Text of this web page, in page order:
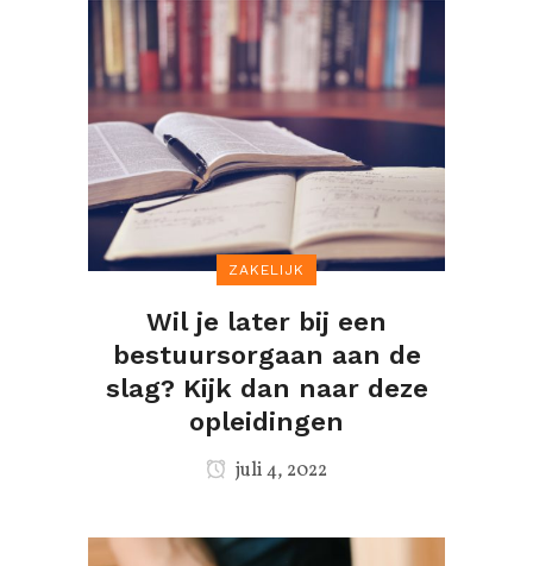
ZAKELIJK
Wil je later bij een
bestuursorgaan aan de
slag? Kijk dan naar deze
opleidingen
juli 4, 2022